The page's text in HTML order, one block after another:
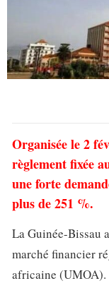
Organisée le 2
règlement fixée
une forte
plus de 251 %.
La Guinée-Bissau
marché financier
africaine (UMOA).